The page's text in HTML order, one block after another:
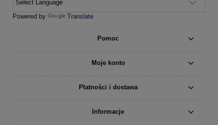
Powered by Translate
Pomoc
Moje konto
Płatności i dostawa
Informacje